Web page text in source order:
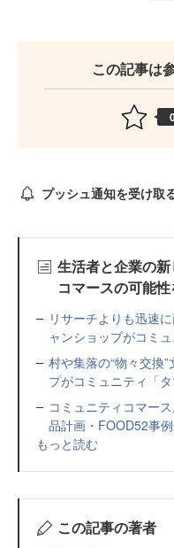
この記事は
プッシュ通知を受け取
生活者と企業の
コマースの可能
リサーチよりも迅速
ャンショップがコミ
村や集落の“物々交換
プがコミュニティ「
コミュニティコマー
品計画・FOOD52事
もっと読む
この記事の著者